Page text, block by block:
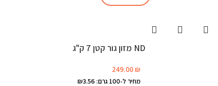
ND מזון גור קטן 7 ק"ג
249.00 ₪
מחיר ל-100 גרם: ₪3.56